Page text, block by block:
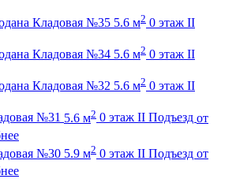
Кладовая №35 5.6 м2 0 этаж II
Кладовая №34 5.6 м2 0 этаж II
Кладовая №32 5.6 м2 0 этаж II
№31 5.6 м2 0 этаж II Подъезд от
№30 5.9 м2 0 этаж II Подъезд от